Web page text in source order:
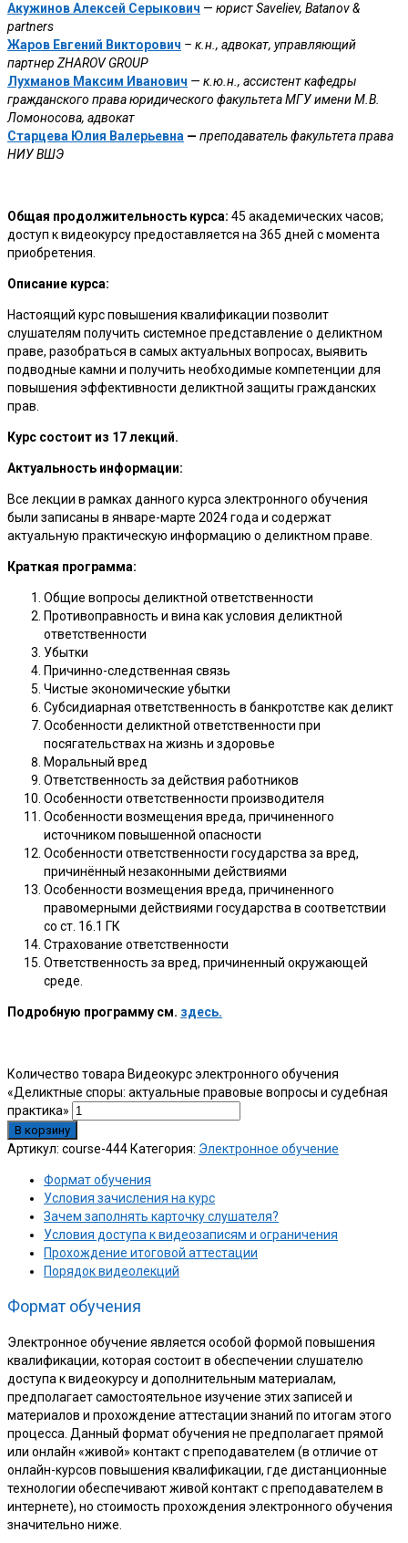
Акужинов Алексей Серыкович — юрист Saveliev, Batanov &
partners
Жаров Евгений Викторович – к.н., адвокат, управляющий
партнер ZHAROV GROUP
Лухманов Максим Иванович — к.ю.н., ассистент кафедры
гражданского права юридического факультета МГУ имени М.В.
Ломоносова, адвокат
Старцева Юлия Валерьевна — преподаватель факультета права
НИУ ВШЭ
Общая продолжительность курса: 45 академических часов;
доступ к видеокурсу предоставляется на 365 дней с момента
приобретения.
Описание курса:
Настоящий курс повышения квалификации позволит
слушателям получить системное представление о деликтном
праве, разобраться в самых актуальных вопросах, выявить
подводные камни и получить необходимые компетенции для
повышения эффективности деликтной защиты гражданских
прав.
Курс состоит из 17 лекций.
Актуальность информации:
Все лекции в рамках данного курса электронного обучения
были записаны в январе-марте 2024 года и содержат
актуальную практическую информацию о деликтном праве.
Краткая программа:
Общие вопросы деликтной ответственности
Противоправность и вина как условия деликтной
ответственности
Убытки
Причинно-следственная связь
Чистые экономические убытки
Субсидиарная ответственность в банкротстве как деликт
Особенности деликтной ответственности при
посягательствах на жизнь и здоровье
Моральный вред
Ответственность за действия работников
Особенности ответственности производителя
Особенности возмещения вреда, причиненного
источником повышенной опасности
Особенности ответственности государства за вред,
причинённый незаконными действиями
Особенности возмещения вреда, причиненного
правомерными действиями государства в соответствии
со ст. 16.1 ГК
Страхование ответственности
Ответственность за вред, причиненный окружающей
среде.
Подробную программу см. здесь.
Количество товара Видеокурс электронного обучения
«Деликтные споры: актуальные правовые вопросы и судебная
практика»
В корзину
Артикул: course-444 Категория: Электронное обучение
Формат обучения
Условия зачисления на курс
Зачем заполнять карточку слушателя?
Условия доступа к видеозаписям и ограничения
Прохождение итоговой аттестации
Порядок видеолекций
Формат обучения
Электронное обучение является особой формой повышения
квалификации, которая состоит в обеспечении слушателю
доступа к видеокурсу и дополнительным материалам,
предполагает самостоятельное изучение этих записей и
материалов и прохождение аттестации знаний по итогам этого
процесса. Данный формат обучения не предполагает прямой
или онлайн «живой» контакт с преподавателем (в отличие от
онлайн-курсов повышения квалификации, где дистанционные
технологии обеспечивают живой контакт с преподавателем в
интернете), но стоимость прохождения электронного обучения
значительно ниже.